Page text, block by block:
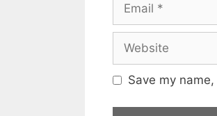
Save my